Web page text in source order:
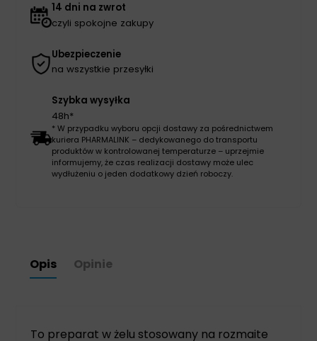
14 dni na zwrot
czyli spokojne zakupy
Ubezpieczenie
na wszystkie przesyłki
Szybka wysyłka
48h*
* W przypadku wyboru opcji dostawy za pośrednictwem
kuriera PHARMALINK – dedykowanego do transportu
produktów w kontrolowanej temperaturze – uprzejmie
informujemy, że czas realizacji dostawy może ulec
wydłużeniu o jeden dodatkowy dzień roboczy.
Opis Opinie
To preparat w żelu stosowany na rozmaite